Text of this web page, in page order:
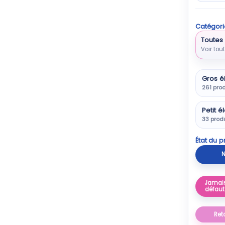
Voir
Gros
261
Petit
33
État du
défaut